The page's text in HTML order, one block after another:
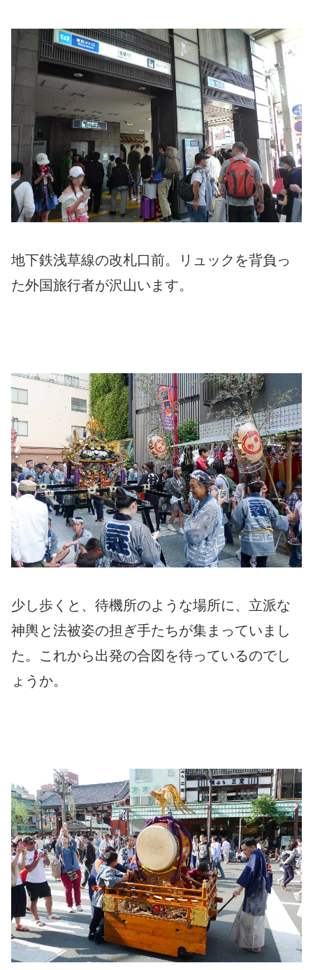
地下鉄浅草線の改札口前。リュックを背負っ
た外国旅行者が沢山います。
少し歩くと、待機所のような場所に、立派な
神輿と法被姿の担ぎ手たちが集まっていまし
た。これから出発の合図を待っているのでし
ょうか。